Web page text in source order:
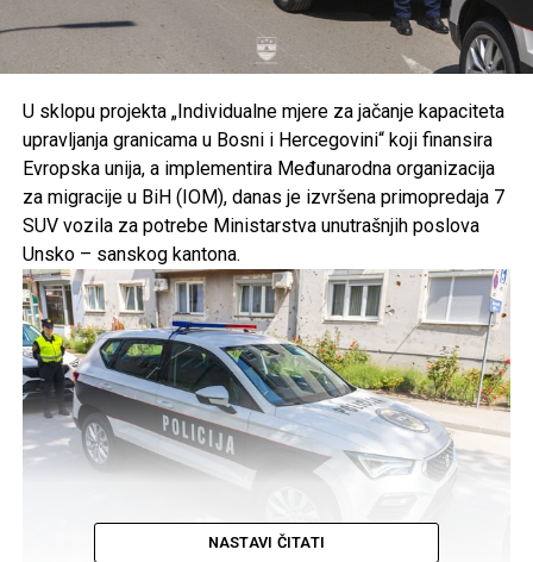
U sklopu projekta „Individualne mjere za jačanje kapaciteta
upravljanja granicama u Bosni i Hercegovini“ koji finansira
Evropska unija, a implementira Međunarodna organizacija
za migracije u BiH (IOM), danas je izvršena primopredaja 7
SUV vozila za potrebe Ministarstva unutrašnjih poslova
Unsko – sanskog kantona.
NASTAVI ČITATI